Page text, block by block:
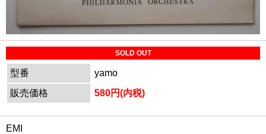
SOLD OUT
型番
yamo
販売価格
580円(内税)
EMI